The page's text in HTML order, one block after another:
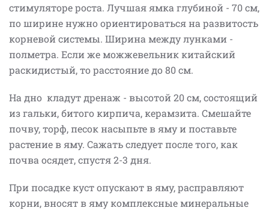
стимуляторе роста. Лучшая ямка глубиной - 70 см,
по ширине нужно ориентироваться на развитость
корневой системы. Ширина между лунками -
полметра. Если же можжевельник китайский
раскидистый, то расстояние до 80 см.
На дно кладут дренаж - высотой 20 см, состоящий
из гальки, битого кирпича, керамзита. Смешайте
почву, торф, песок насыпьте в яму и поставьте
растение в яму. Сажать следует после того, как
почва осядет, спустя 2-3 дня.
При посадке куст опускают в яму, расправляют
корни, вносят в яму комплексные минеральные